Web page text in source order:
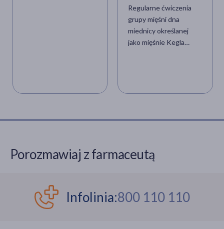
Regularne ćwiczenia
grupy mięśni dna
miednicy określanej
jako mięśnie Kegla
poprawiają satysfakcję
kontrolować wytrysk,
Wskazane są u panów
cierpiących z powodu
Porozmawiaj z farmaceutą
Infolinia:800 110 110